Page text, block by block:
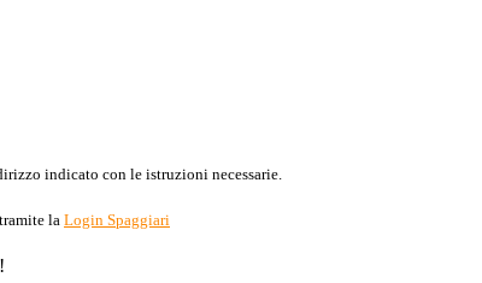
indicato con le istruzioni necessarie.
la Login Spaggiari